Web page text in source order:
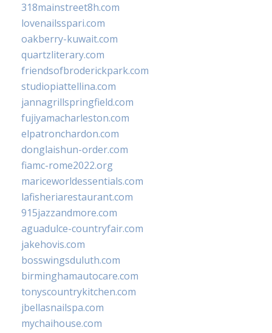
318mainstreet8h.com
lovenailsspari.com
oakberry-kuwait.com
quartzliterary.com
friendsofbroderickpark.com
studiopiattellina.com
jannagrillspringfield.com
fujiyamacharleston.com
elpatronchardon.com
donglaishun-order.com
fiamc-rome2022.org
mariceworldessentials.com
lafisheriarestaurant.com
915jazzandmore.com
aguadulce-countryfair.com
jakehovis.com
bosswingsduluth.com
birminghamautocare.com
tonyscountrykitchen.com
jbellasnailspa.com
mychaihouse.com